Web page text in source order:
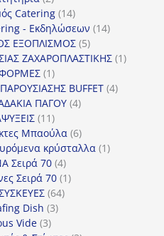
προϊόντα
Catering 1414
προϊόντα
- Εκδηλώσεων 1414
ΕΞΟΠΛΙΣΜΟΣ 55
προϊόντα
ΖΑΧΑΡΟΠΛΑΣΤΙΚΗΣ 11
11
προϊόν
BUFFET 44
ΠΑΓΟΥ 44
1111
προϊόντα
Μπαούλα 66
προϊόντα
κρύσταλλα 11
Σειρά 70 44
προϊόντα
Σειρά 70 11
6464
Dish 33
Vide 33